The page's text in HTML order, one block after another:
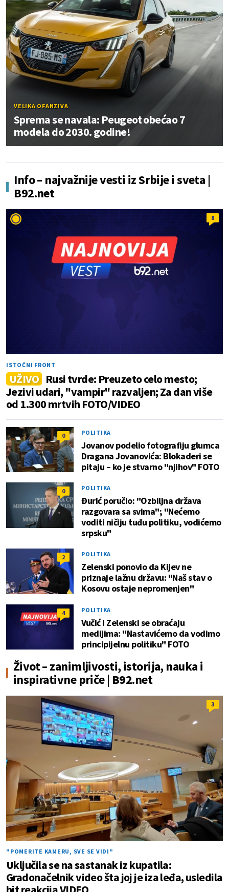
VELIKA OFANZIVA
Sprema se navala: Peugeot obećao 7
modela do 2030. godine!
Info – najvažnije vesti iz Srbije i sveta |
B92.net
8
ISTOČNI FRONT
UŽIVO Rusi tvrde: Preuzeto celo mesto;
Jezivi udari, "vampir" razvaljen; Za dan više
od 1.300 mrtvih FOTO/VIDEO
0 POLITIKA
Jovanov podelio fotografiju glumca
Dragana Jovanovića: Blokaderi se
pitaju – ko je stvarno "njihov" FOTO
0 POLITIKA
Đurić poručio: "Ozbiljna država
razgovara sa svima"; "Nećemo
voditi ničiju tuđu politiku, vodićemo
srpsku"
2 POLITIKA
Zelenski ponovio da Kijev ne
priznaje lažnu državu: "Naš stav o
Kosovu ostaje nepromenjen"
4 POLITIKA
Vučić i Zelenski se obraćaju
medijima: "Nastavićemo da vodimo
principijelnu politiku" FOTO
Život – zanimljivosti, istorija, nauka i
inspirativne priče | B92.net
3
"POMERITE KAMERU, SVE SE VIDI"
Uključila se na sastanak iz kupatila:
Gradonačelnik video šta joj je iza leđa, usledila